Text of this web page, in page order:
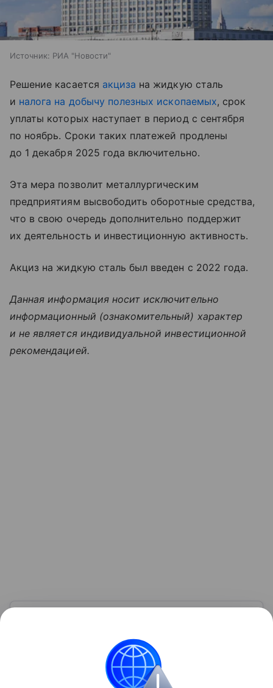
Источник: РИА "Новости"
Решение касается акциза на жидкую сталь
и налога на добычу полезных ископаемых, срок
уплаты которых наступает в период с сентября
по ноябрь. Сроки таких платежей продлены
до 1 декабря 2025 года включительно.
Эта мера позволит металлургическим
предприятиям высвободить оборотные средства,
что в свою очередь дополнительно поддержит
их деятельность и инвестиционную активность.
Акциз на жидкую сталь был введен с 2022 года.
Данная информация носит исключительно
информационный (ознакомительный) характер
и не является индивидуальной инвестиционной
рекомендацией.
косвенный налог
Покупая товары, каждый из нас платит не только
цену, установленную производителем, продавцом, а
иногда и государством, но и косвенные налоги.